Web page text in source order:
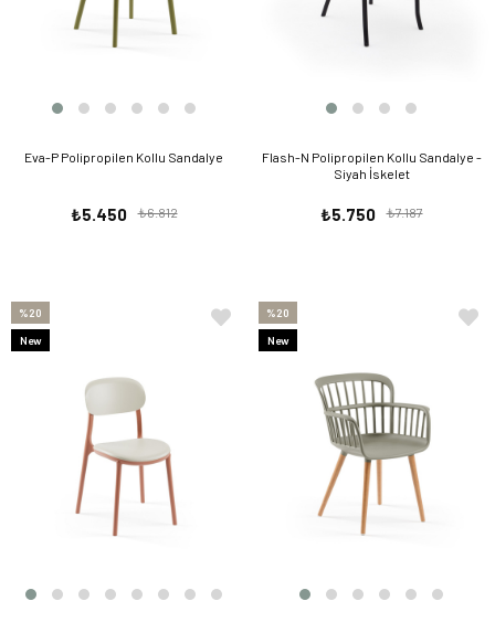
Eva-P Polipropilen Kollu Sandalye
₺5.450 ₺6.812
Flash-N Polipropilen Kollu Sandalye -
Siyah İskelet
₺5.750 ₺7.187
%20
New
%20
New